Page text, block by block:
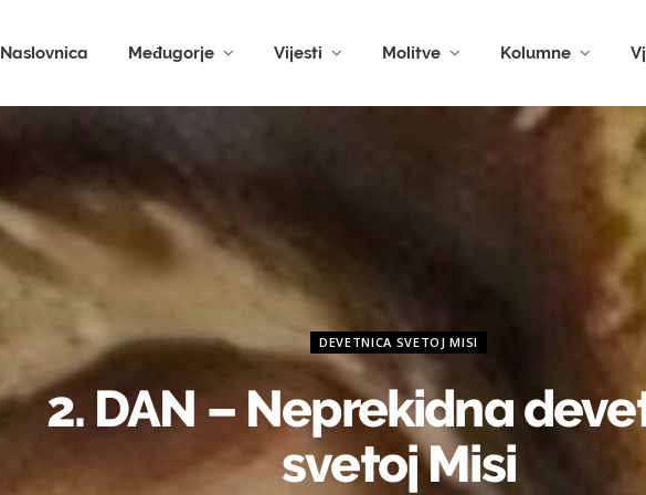
Naslovnica Međugorje Vijesti Molitve Kolumne
DEVETNICA SVETOJ MISI
2. DAN – Neprekidna
svetoj Misi